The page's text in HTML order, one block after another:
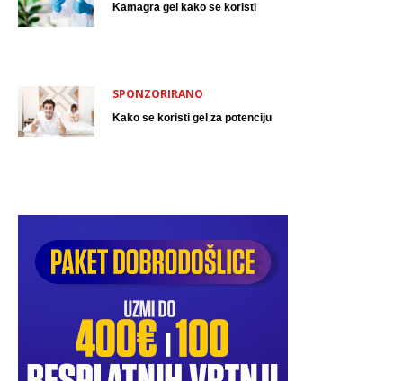
Kamagra gel kako se koristi
SPONZORIRANO
Kako se koristi gel za potenciju